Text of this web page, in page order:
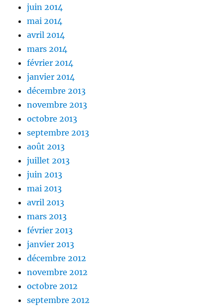
juin 2014
mai 2014
avril 2014
mars 2014
février 2014
janvier 2014
décembre 2013
novembre 2013
octobre 2013
septembre 2013
août 2013
juillet 2013
juin 2013
mai 2013
avril 2013
mars 2013
février 2013
janvier 2013
décembre 2012
novembre 2012
octobre 2012
septembre 2012